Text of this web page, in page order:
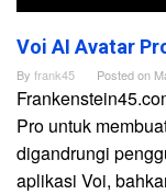
Voi AI Avatar
By frank45 Posted on
Pro untuk
digandrungi
aplikasi Voi,